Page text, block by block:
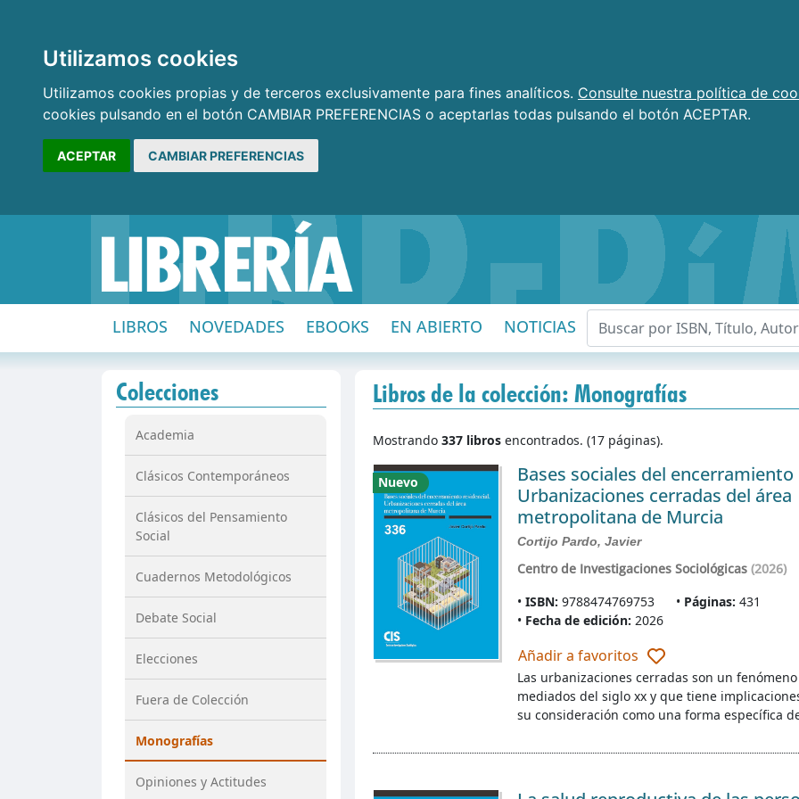
Utilizamos cookies
Utilizamos cookies propias y de terceros exclusivamente para fines analíticos. Consulte nuestra política de
cookies pulsando en el botón CAMBIAR PREFERENCIAS o aceptarlas todas pulsando el botón ACEPTAR.
ACEPTAR CAMBIAR PREFERENCIAS
LIBROS NOVEDADES EBOOKS EN ABIERTO NOTICIAS
Colecciones
Academia
Clásicos Contemporáneos
Clásicos del Pensamiento
Social
Cuadernos Metodológicos
Debate Social
Elecciones
Fuera de Colección
Monografías
Opiniones y Actitudes
Libros de la colección: Monografías
Mostrando 337 librosencontrados. (17 páginas).
Nuevo
Bases sociales del
Urbanizaciones cerradas del área
metropolitana de Murcia
Cortijo Pardo, Javier
Centro de Investigaciones Sociológicas (2026)
ISBN: 9788474769753 Páginas: 431
Fecha de edición: 2026
Añadir a favoritos
Las urbanizaciones cerradas son un
mediados del siglo xx y que tiene
su consideración como una forma específica